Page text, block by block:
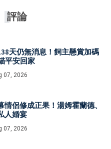
評論
天仍無消息！飼主懸賞加碼
平安回家
07, 2026
情侶修成正果！湯姆霍蘭德、
人婚宴
07, 2026